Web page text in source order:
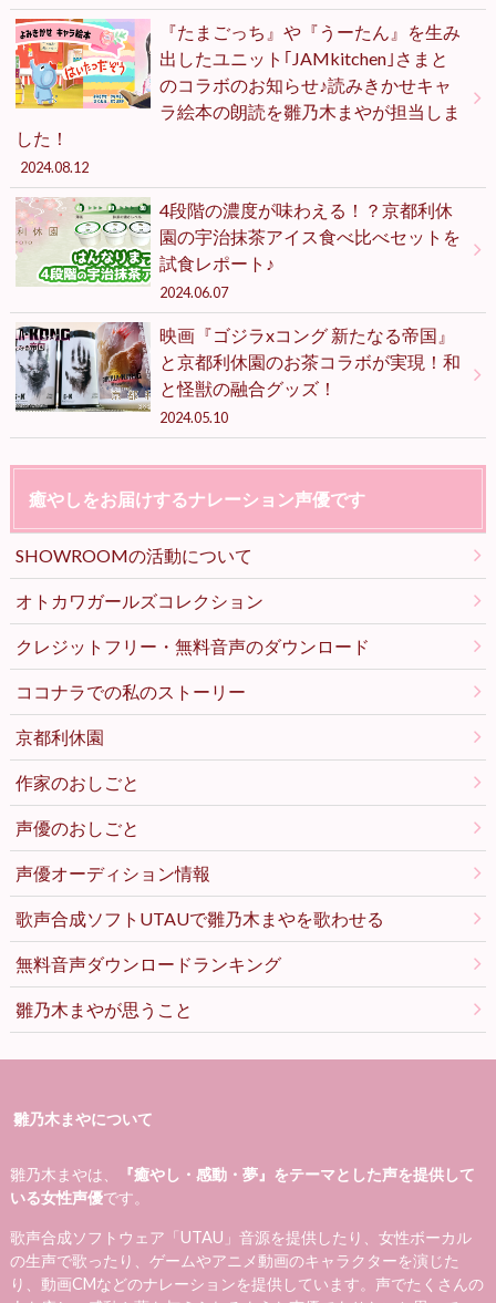
『たまごっち』や『うーたん』を生み
出したユニット｢JAMkitchen｣さまと
のコラボのお知らせ♪読みきかせキャ
ラ絵本の朗読を雛乃木まやが担当しま
した！
2024.08.12
4段階の濃度が味わえる！？京都利休
園の宇治抹茶アイス食べ比べセットを
試食レポート♪
2024.06.07
映画『ゴジラxコング 新たなる帝国』
と京都利休園のお茶コラボが実現！和
と怪獣の融合グッズ！
2024.05.10
癒やしをお届けするナレーション声優です
SHOWROOMの活動について
オトカワガールズコレクション
クレジットフリー・無料音声のダウンロード
ココナラでの私のストーリー
京都利休園
作家のおしごと
声優のおしごと
声優オーディション情報
歌声合成ソフトUTAUで雛乃木まやを歌わせる
無料音声ダウンロードランキング
雛乃木まやが思うこと
雛乃木まやについて
雛乃木まやは、
『癒やし・感動・夢』をテーマとした声を提供して
いる女性声優です。
歌声合成ソフトウェア「UTAU」音源を提供したり、女性ボーカル
の生声で歌ったり、ゲームやアニメ動画のキャラクターを演じた
り、動画CMなどのナレーションを提供しています。声でたくさんの